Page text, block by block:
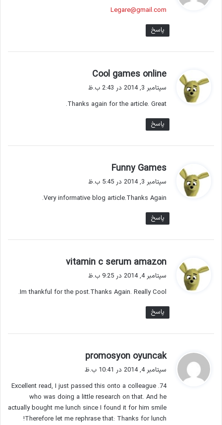
Legare@gmail.com
پاسخ
Cool games online
ف
:
سپتامبر 3, 2014 در 2:43 ب.ظ
Thanks again for the article. Great.
پاسخ
Funny Games
ف
:
سپتامبر 3, 2014 در 5:45 ب.ظ
Very informative blog article.Thanks Again.
پاسخ
vitamin c serum amazon
:
سپتامبر 4, 2014 در 9:25 ب.ظ
Im thankful for the post.Thanks Again. Really Cool.
پاسخ
promosyon oyuncak
:
سپتامبر 4, 2014 در 10:41 ب.ظ
74. Excellent read, I just passed this onto a colleague
who was doing a little research on that. And he
actually bought me lunch since I found it for him smile
Therefore let me rephrase that: Thanks for lunch!